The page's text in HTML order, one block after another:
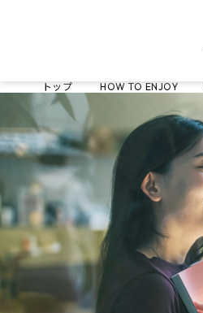
トップ HOW TO ENJOY